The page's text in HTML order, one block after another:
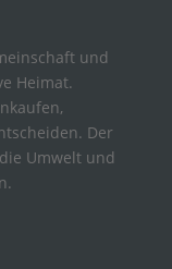
und
Heimat.
Der
Umwelt und